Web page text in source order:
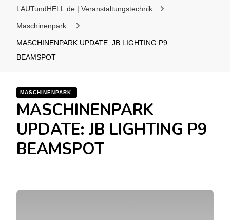
KOMMUNIKATION
LAUTundHELL.de | Veranstaltungstechnik
Maschinenpark.
MASCHINENPARK UPDATE: JB LIGHTING P9
BEAMSPOT
MASCHINENPARK.
MASCHINENPARK
UPDATE: JB LIGHTING P9
BEAMSPOT